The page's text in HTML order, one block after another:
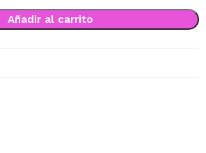
Añadir al carrito